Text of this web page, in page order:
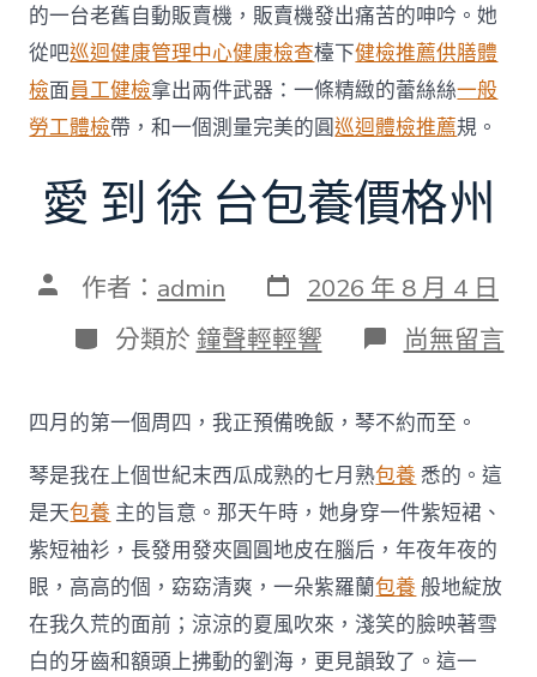
的一台老舊自動販賣機，販賣機發出痛苦的呻吟。她
從吧巡迴健康管理中心健康檢查檯下健檢推薦供膳體
檢面員工健檢拿出兩件武器：一條精緻的蕾絲絲一般
勞工體檢帶，和一個測量完美的圓巡迴體檢推薦規。
愛 到 徐 台包養價格州
文 作者： admin 發
表
日
期
2026 年 8 月 4 日
分
類
分類於 鐘聲輕輕響 在
〈愛
徐
台
包
養
價
格
州〉
中
尚無留言
四月的第一個周四，我正預備晚飯，琴不約而至。
琴是我在上個世紀末西瓜成熟的七月熟包養 悉的。這
是天包養 主的旨意。那天午時，她身穿一件紫短裙、
紫短袖衫，長發用發夾圓圓地皮在腦后，年夜年夜的
眼，高高的個，窈窈清爽，一朵紫羅蘭包養 般地綻放
在我久荒的面前；涼涼的夏風吹來，淺笑的臉映著雪
白的牙齒和額頭上拂動的劉海，更見韻致了。這一